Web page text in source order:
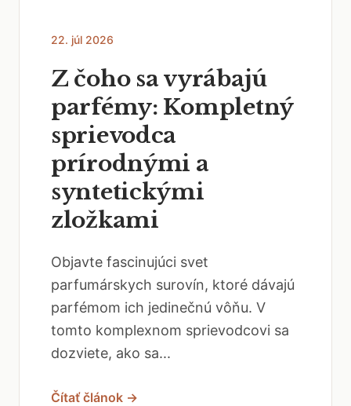
22. júl 2026
Z čoho sa vyrábajú
parfémy: Kompletný
sprievodca
prírodnými a
syntetickými
zložkami
Objavte fascinujúci svet
parfumárskych surovín, ktoré dávajú
parfémom ich jedinečnú vôňu. V
tomto komplexnom sprievodcovi sa
dozviete, ako sa...
Čítať článok →